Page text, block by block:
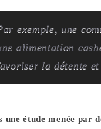
exemple, une
alimentation
la détente
une étude menée par